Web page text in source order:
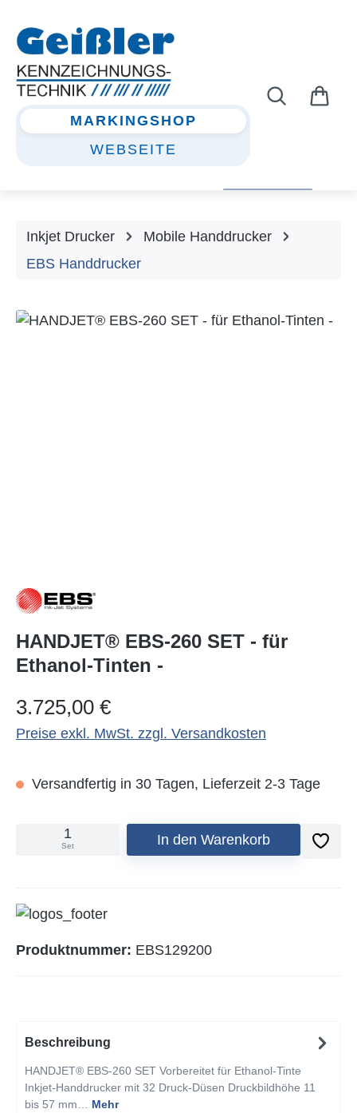
MARKINGSHOP
WEBSEITE
Inkjet Drucker
Mobile Handdrucker
EBS Handdrucker
Bildergalerie überspringen
HANDJET® EBS-260 SET - für
Ethanol-Tinten -
Regulärer Preis:
3.725,00 €
Preise exkl. MwSt. zzgl. Versandkosten
Versandfertig in 30 Tagen, Lieferzeit 2-3 Tage
Set In den Warenkorb
Produktnummer: EBS129200
Beschreibung
HANDJET® EBS-260 SET Vorbereitet für Ethanol-Tinte
Inkjet-Handdrucker mit 32 Druck-Düsen Druckbildhöhe 11
bis 57 mm… Mehr